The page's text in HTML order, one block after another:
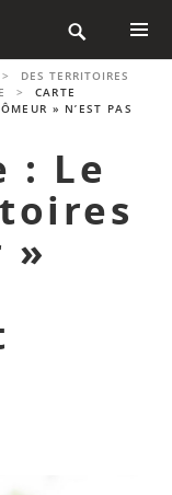

MENU
>
DES TERRITOIRES
>
CARTE
» N’EST PAS
: Le
»